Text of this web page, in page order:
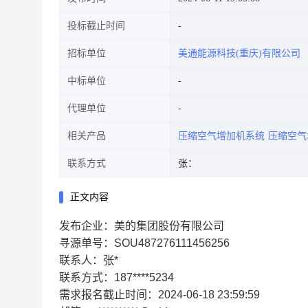
投标截止时间
招标单位 美通能源科技(重庆)有限公司
中标单位
代理单位
相关产品 压缩空气增加机系统 压缩空
联系方式 张：
正文内容
发布企业：美的集团股份有限公司
寻源单号：SOU487276111456256
联系人：张*
联系方式：187****5234
需求报名截止时间：2024-06-18 23:59:59